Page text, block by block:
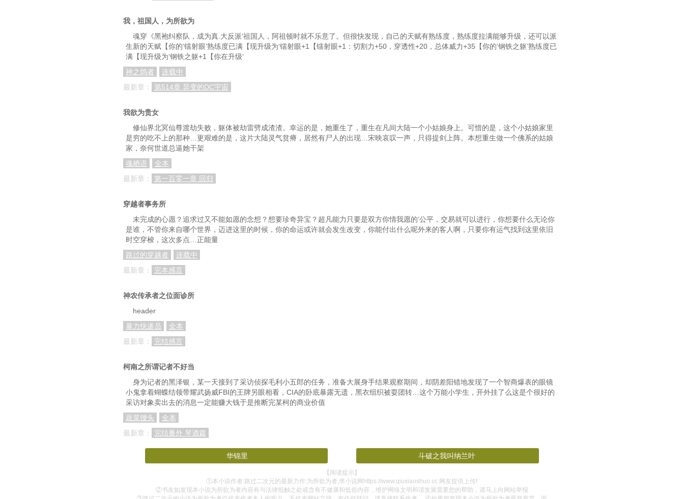
第八十六章：异能之间的不同 上架感言！ 第八十七章：社团与食堂
第八十八章：第二次招揽 第八十九章：第二次拒绝 第九十章：流浪汉与山本涉夏
第九十一章：无需隐瞒的过去
第九十四章：今川吟
第一百章：太干净的空气 第一百零一章：御院明照 第一百零二章：刑道寺家
第一百零三章：刑道寺真月 第一百零四章：超级赘婿剧本？ 第一百零五章：急与不急
第一百零六章：更加强者为尊的世界
第一百零九章：所谓的差距
第一百一十五章：寿命 第一百一十六章：调戏 第一百一十七章：【长生不老药】
第一百一十八章：前奏 第一百一十九章：【夏拉德.科尔斯】 第一百二十章：期待与喜悦
第一百二十一章：来自于二弟的反驳
第一百二十四章：唔~我赚了~
第一百三十三章：人情世故
第一百三十六章：【地下世界】（二）
第一百三十九章：……所以说……太弱了……
第一百四十二章：像素点 第一百四十三章：【伟业】与【试炼】 第一百四十四章：【自我阶段】
第一百四十五章：你想和我比划一下吗？ 第一百四十六章：成败皆可
第一百四十八章：装逼犯
第一百五十一章：哈人！！！
第一百五十四章：夜绮咲 第一百五十六章：【异能——绝对先击】
第一百五十八章：我要点报酬，不过分吧？
第一百六十章：日光浴 第一百六十一章：月亮代表我的心 第一百六十二章：月亮代表我的心（二）
我，祖国人，为所欲为
魂穿《黑袍纠察队，成为真.大反派‘祖国人，阿祖顿时就不乐意了。但很快发现，自己的天赋有熟练度，熟练度拉满能够升级，还可以派
生新的天赋【你的‘镭射眼’熟练度已满【现升级为‘镭射眼+1【镭射眼+1：切割力+50，穿透性+20，总体威力+35【你的‘钢铁之躯’熟练度已
满【现升级为‘钢铁之躯+1【你在升级‘
神之鸽者
连载中
最新章：
第514章 异变的DC宇宙
我欲为贵女
修仙界北冥仙尊渡劫失败，躯体被劫雷劈成渣渣。幸运的是，她重生了，重生在凡间大陆一个小姑娘身上。可惜的是，这个小姑娘家里
是穷的吃不上的那种…更艰难的是，这片大陆灵气贫瘠，居然有尸人的出现…宋映哀叹一声，只得提剑上阵。本想重生做一个佛系的姑娘
家，奈何世道总逼她干架
魂栖语
全本
最新章：
第一百零一章 回归
穿越者事务所
未完成的心愿？追求过又不能如愿的念想？想要珍奇异宝？超凡能力只要是双方你情我愿的‘公平，交易就可以进行，你想要什么无论你
是谁，不管你来自哪个世界，迈进这里的时候，你的命运或许就会发生改变，你能付出什么呢外来的客人啊，只要你有运气找到这里依旧
时空穿梭，这次多点…正能量
路过的穿越者
连载中
最新章：
完本感言
神农传承者之位面诊所
header
暴力快递员
全本
最新章：
完结感言
柯南之所谓记者不好当
身为记者的黑泽银，某一天接到了采访侦探毛利小五郎的任务，准备大展身手结果观察期间，却阴差阳错地发现了一个智商爆表的眼镜
小鬼拿着蝴蝶结领带耀武扬威FBI的王牌另眼相看，CIA的卧底暴露无遗，黑衣组织被耍团转…这个万能小学生，开外挂了么这是个很好的
采访对象卖出去的消息一定能赚大钱于是推断完某柯的商业价值
蔬菜馒头
全本
最新章：
完结番外 琴酒篇
华锦里 斗破之我叫纳兰叶
【阅读提示】
①本小说作者:路过二次元的最新力作:为所欲为者,求小说网https://www.qiuxiaoshuo.cc 网友提供上传!
②书友如发现本小说为所欲为者内容有与法律抵触之处或含有不健康和低俗内容，维护网络文明和谐发展需要您的帮助，请马上向网站举报